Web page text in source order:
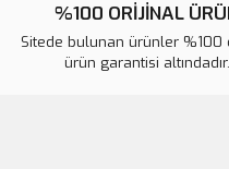
%100 ORİJİNAL
Sitede bulunan ürünler %100
ürün garantisi altındadır.